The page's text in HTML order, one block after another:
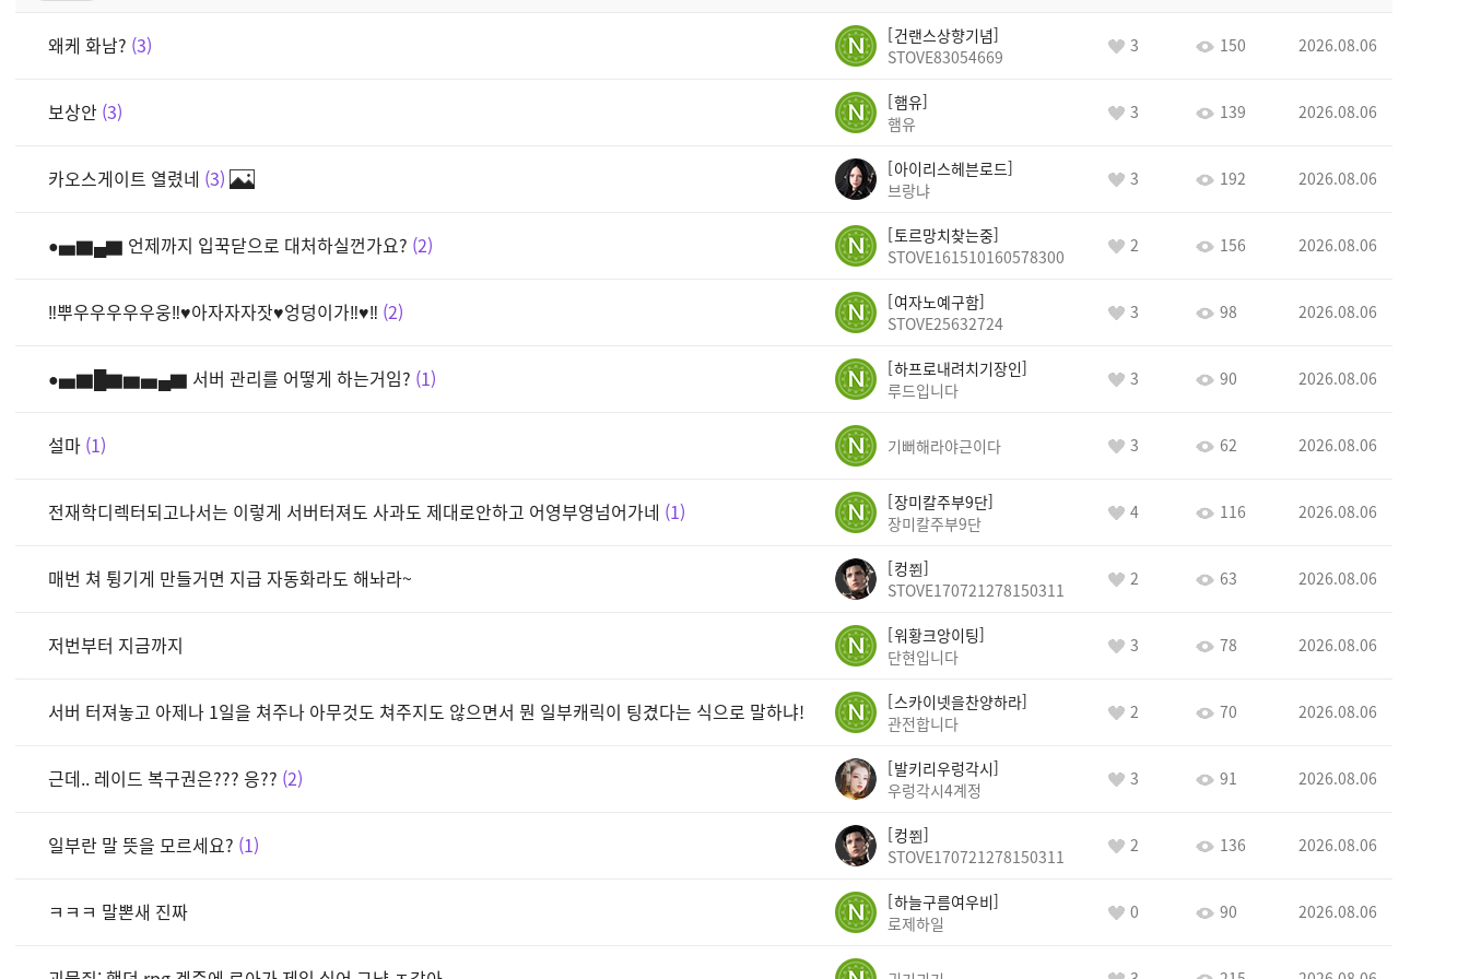
왜케 화남? 3
건랜스상향기념
STOVE83054669
3 150 2026.08.06
보상안 3
햄유
햄유
3 139 2026.08.06
카오스게이트 열렸네 3
아이리스헤븐로드
브랑냐
3 192 2026.08.06
●▅▇▄▇ 언제까지 입꾹닫으로 대처하실껀가요? 2
토르망치찾는중
STOVE161510160578300
2 156 2026.08.06
‼뿌우우우우우웅‼♥아자자자잣♥엉덩이가‼♥‼ 2
여자노예구함
STOVE25632724
3 98 2026.08.06
●▅▇█▇▆▅▄▇ 서버 관리를 어떻게 하는거임? 1
하프로내려치기장인
루드입니다
3 90 2026.08.06
설마 1 기뻐해라야근이다 3 62 2026.08.06
전재학디렉터되고나서는 이렇게 서버터져도 사과도 제대로안하고 어영부영넘어가네 1
장미칼주부9단
장미칼주부9단
4 116 2026.08.06
매번 쳐 튕기게 만들거면 지급 자동화라도 해놔라~
컹쮠
STOVE170721278150311
2 63 2026.08.06
저번부터 지금까지
워황크앙이팅
단현입니다
3 78 2026.08.06
서버 터져놓고 아제나 1일을 쳐주나 아무것도 쳐주지도 않으면서 뭔 일부캐릭이 팅겼다는 식으로 말하냐!
스카이넷을찬양하라
관전합니다
2 70 2026.08.06
근데.. 레이드 복구권은??? 응?? 2
발키리우렁각시
우렁각시4계정
3 91 2026.08.06
일부란 말 뜻을 모르세요? 1
컹쮠
STOVE170721278150311
2 136 2026.08.06
ㅋㅋㅋ 말뽄새 진짜
하늘구름여우비
로제하일
0 90 2026.08.06